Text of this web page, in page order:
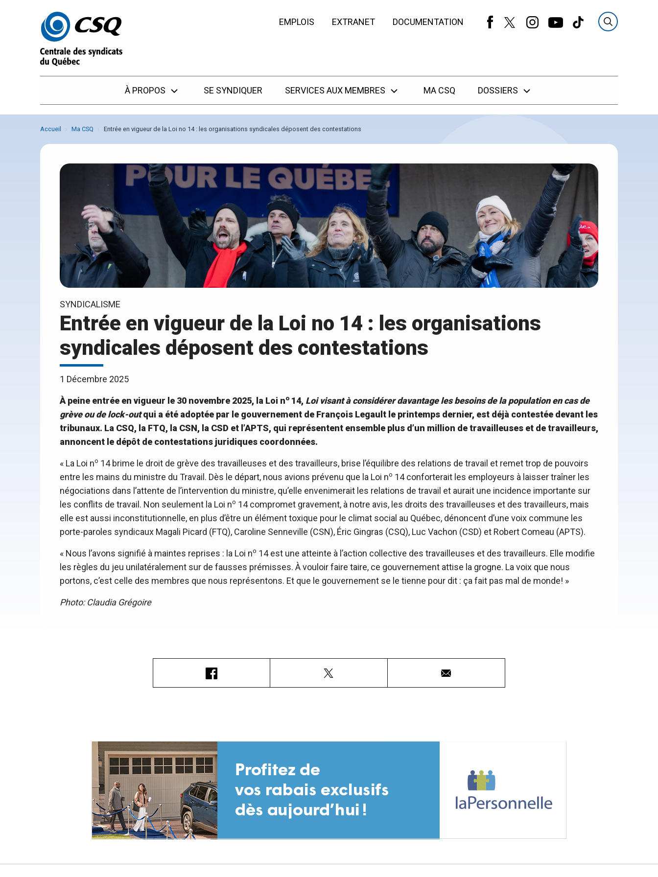
EMPLOIS EXTRANET DOCUMENTATION
À PROPOS SE SYNDIQUER SERVICES AUX MEMBRES MA CSQ DOSSIERS
Accueil Ma CSQ Entrée en vigueur de la Loi no 14 : les organisations syndicales déposent des contestations
SYNDICALISME
Entrée en vigueur de la Loi no 14 : les organisations
syndicales déposent des contestations
1 Décembre 2025
À peine entrée en vigueur le 30 novembre 2025, la Loi no 14, Loi visant à considérer davantage les besoins de la population en cas de
grève ou de lock-outqui a été adoptée par le gouvernement de François Legault le printemps dernier, est déjà contestée devant les
tribunaux. La CSQ, la FTQ, la CSN, la CSD et l’APTS, qui représentent ensemble plus d’un million de travailleuses et de travailleurs,
annoncent le dépôt de contestations juridiques coordonnées.
« La Loi no 14 brime le droit de grève des travailleuses et des travailleurs, brise l’équilibre des relations de travail et remet trop de pouvoirs
entre les mains du ministre du Travail. Dès le départ, nous avions prévenu que la Loi no 14 conforterait les employeurs à laisser traîner les
négociations dans l’attente de l’intervention du ministre, qu’elle envenimerait les relations de travail et aurait une incidence importante sur
les conflits de travail. Non seulement la Loi no 14 compromet gravement, à notre avis, les droits des travailleuses et des travailleurs, mais
elle est aussi inconstitutionnelle, en plus d’être un élément toxique pour le climat social au Québec, dénoncent d’une voix commune les
porte-paroles syndicaux Magali Picard (FTQ), Caroline Senneville (CSN), Éric Gingras (CSQ), Luc Vachon (CSD) et Robert Comeau (APTS).
« Nous l’avons signifié à maintes reprises : la Loi no 14 est une atteinte à l’action collective des travailleuses et des travailleurs. Elle modifie
les règles du jeu unilatéralement sur de fausses prémisses. À vouloir faire taire, ce gouvernement attise la grogne. La voix que nous
portons, c’est celle des membres que nous représentons. Et que le gouvernement se le tienne pour dit : ça fait pas mal de monde! »
Photo: Claudia Grégoire